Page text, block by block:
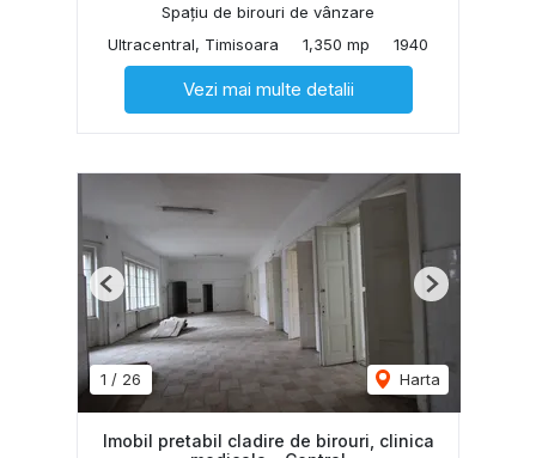
Spațiu de birouri de vânzare
Ultracentral, Timisoara
1,350 mp 1940
Vezi mai multe detalii
1 / 26 Harta
Previous Next
Imobil pretabil cladire de birouri, clinica